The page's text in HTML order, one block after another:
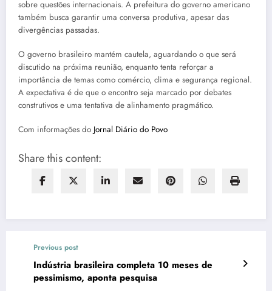
sobre questões internacionais. A prefeitura do governo americano
também busca garantir uma conversa produtiva, apesar das
divergências passadas.
O governo brasileiro mantém cautela, aguardando o que será
discutido na próxima reunião, enquanto tenta reforçar a
importância de temas como comércio, clima e segurança regional.
A expectativa é de que o encontro seja marcado por debates
construtivos e uma tentativa de alinhamento pragmático.
Com informações do Jornal Diário do Povo
Share this content:
Previous post
Indústria brasileira completa 10 meses de
pessimismo, aponta pesquisa